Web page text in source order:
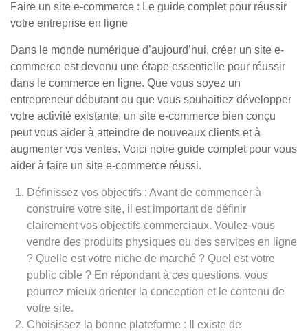
Faire un site e-commerce : Le guide complet pour réussir
votre entreprise en ligne
Dans le monde numérique d’aujourd’hui, créer un site e-
commerce est devenu une étape essentielle pour réussir
dans le commerce en ligne. Que vous soyez un
entrepreneur débutant ou que vous souhaitiez développer
votre activité existante, un site e-commerce bien conçu
peut vous aider à atteindre de nouveaux clients et à
augmenter vos ventes. Voici notre guide complet pour vous
aider à faire un site e-commerce réussi.
Définissez vos objectifs : Avant de commencer à
construire votre site, il est important de définir
clairement vos objectifs commerciaux. Voulez-vous
vendre des produits physiques ou des services en ligne
? Quelle est votre niche de marché ? Quel est votre
public cible ? En répondant à ces questions, vous
pourrez mieux orienter la conception et le contenu de
votre site.
Choisissez la bonne plateforme : Il existe de